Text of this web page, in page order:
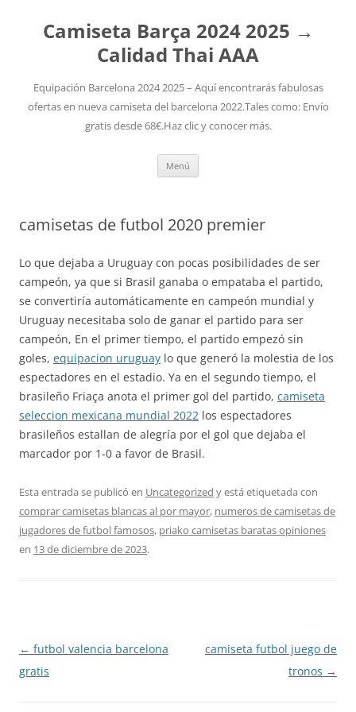
Camiseta Barça 2024 2025 →
Calidad Thai AAA
Equipación Barcelona 2024 2025 – Aquí encontrarás fabulosas
ofertas en nueva camiseta del barcelona 2022.Tales como: Envío
gratis desde 68€.Haz clic y conocer más.
Menú
camisetas de futbol 2020 premier
Lo que dejaba a Uruguay con pocas posibilidades de ser
campeón, ya que si Brasil ganaba o empataba el partido,
se convertiría automáticamente en campeón mundial y
Uruguay necesitaba solo de ganar el partido para ser
campeón, En el primer tiempo, el partido empezó sin
goles, equipacion uruguay lo que generó la molestia de los
espectadores en el estadio. Ya en el segundo tiempo, el
brasileño Friaça anota el primer gol del partido, camiseta
seleccion mexicana mundial 2022 los espectadores
brasileños estallan de alegría por el gol que dejaba el
marcador por 1-0 a favor de Brasil.
Esta entrada se publicó en Uncategorized y está etiquetada con
comprar camisetas blancas al por mayor, numeros de camisetas de
jugadores de futbol famosos, priako camisetas baratas opiniones
en 13 de diciembre de 2023.
Navegación
de
← futbol valencia barcelona
gratis
camiseta futbol juego de
tronos →